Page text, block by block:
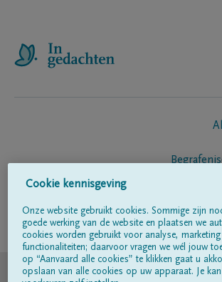
Volg ons op
© DELA
Cookie kennisgeving
Onze website gebruikt cookies. Sommige zijn
goede werking van de website en plaatsen we
cookies worden gebruikt voor analyse,
functionaliteiten; daarvoor vragen we wél jouw
op “Aanvaard alle cookies” te klikken gaat u
opslaan van alle cookies op uw apparaat. Je